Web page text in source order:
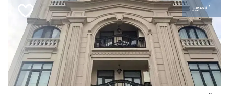
1 تصویر